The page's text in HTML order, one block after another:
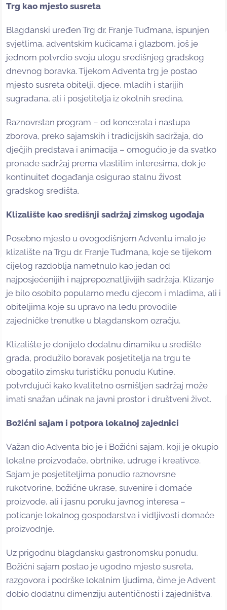
Trg kao mjesto susreta
Blagdanski uređen Trg dr. Franje Tuđmana, ispunjen
svjetlima, adventskim kućicama i glazbom, još je
jednom potvrdio svoju ulogu središnjeg gradskog
dnevnog boravka. Tijekom Adventa trg je postao
mjesto susreta obitelji, djece, mladih i starijih
sugrađana, ali i posjetitelja iz okolnih sredina.
Raznovrstan program – od koncerata i nastupa
zborova, preko sajamskih i tradicijskih sadržaja, do
dječjih predstava i animacija – omogućio je da svatko
pronađe sadržaj prema vlastitim interesima, dok je
kontinuitet događanja osigurao stalnu živost
gradskog središta.
Klizalište kao središnji sadržaj zimskog ugođaja
Posebno mjesto u ovogodišnjem Adventu imalo je
klizalište na Trgu dr. Franje Tuđmana, koje se tijekom
cijelog razdoblja nametnulo kao jedan od
najposjećenijih i najprepoznatljivijih sadržaja. Klizanje
je bilo osobito popularno među djecom i mladima, ali i
obiteljima koje su upravo na ledu provodile
zajedničke trenutke u blagdanskom ozračju.
Klizalište je donijelo dodatnu dinamiku u središte
grada, produžilo boravak posjetitelja na trgu te
obogatilo zimsku turističku ponudu Kutine,
potvrđujući kako kvalitetno osmišljen sadržaj može
imati snažan učinak na javni prostor i društveni život.
Božićni sajam i potpora lokalnoj zajednici
Važan dio Adventa bio je i Božićni sajam, koji je okupio
lokalne proizvođače, obrtnike, udruge i kreativce.
Sajam je posjetiteljima ponudio raznovrsne
rukotvorine, božićne ukrase, suvenire i domaće
proizvode, ali i jasnu poruku javnog interesa –
poticanje lokalnog gospodarstva i vidljivosti domaće
proizvodnje.
Uz prigodnu blagdansku gastronomsku ponudu,
Božićni sajam postao je ugodno mjesto susreta,
razgovora i podrške lokalnim ljudima, čime je Advent
dobio dodatnu dimenziju autentičnosti i zajedništva.